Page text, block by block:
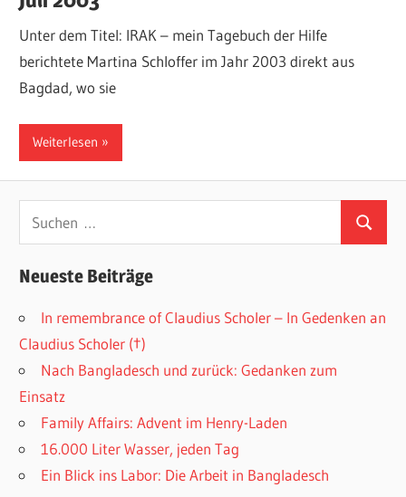
Unter dem Titel: IRAK – mein Tagebuch der Hilfe
berichtete Martina Schloffer im Jahr 2003 direkt aus
Bagdad, wo sie
Weiterlesen
Suchen
nach:
Suchen
Neueste Beiträge
In remembrance of Claudius Scholer – In Gedenken an
Claudius Scholer (†)
Nach Bangladesch und zurück: Gedanken zum
Einsatz
Family Affairs: Advent im Henry-Laden
16.000 Liter Wasser, jeden Tag
Ein Blick ins Labor: Die Arbeit in Bangladesch